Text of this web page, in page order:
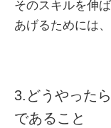
そのスキルを伸
あげるためには
3.どうやった
であること